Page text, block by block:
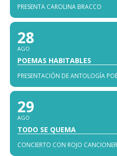
PRESENTA CAROLINA BRACCO
28
AGO
POEMAS HABITABLES
PRESENTACIÓN DE ANTOLOGÍA
29
AGO
TODO SE QUEMA
CONCIERTO CON ROJO